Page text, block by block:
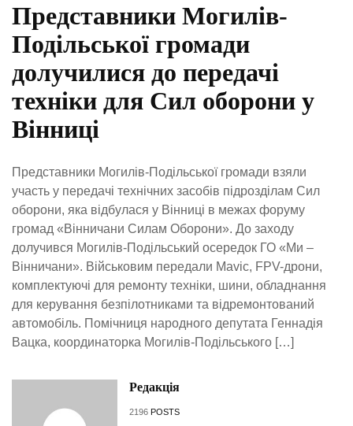
Представники Могилів-
Подільської громади
долучилися до передачі
техніки для Сил оборони у
Вінниці
Представники Могилів-Подільської громади взяли
участь у передачі технічних засобів підрозділам Сил
оборони, яка відбулася у Вінниці в межах форуму
громад «Вінничани Силам Оборони». До заходу
долучився Могилів-Подільський осередок ГО «Ми –
Вінничани». Військовим передали Mavic, FPV-дрони,
комплектуючі для ремонту техніки, шини, обладнання
для керування безпілотниками та відремонтований
автомобіль. Помічниця народного депутата Геннадія
Вацка, координаторка Могилів-Подільського […]
Редакція
2196 POSTS